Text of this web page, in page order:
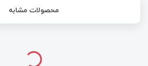
محصولات مشابه